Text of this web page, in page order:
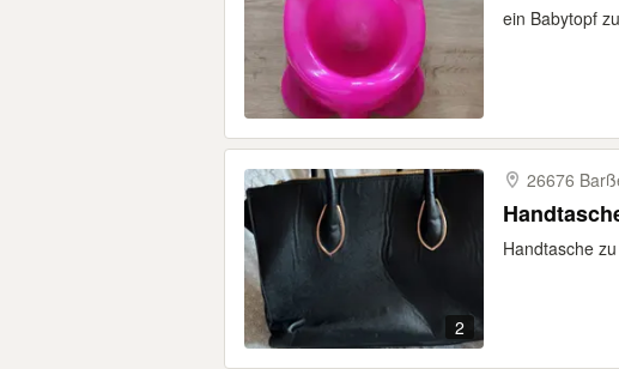
ein Babytopf
2
26676
Handtasche